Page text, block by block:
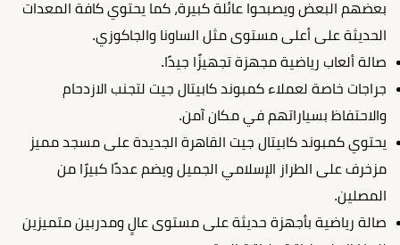
بعضهم البعض ويصبحوا عائلة كبيرة، كما يحتوي كافة المعدات
الحديثة على أعلى مستوى مثل الساونا والجاكوزي.
صالة ألعاب رياضية مجهزة تجهيزًا جيدًا.
جراجات خاصة لعملاء كمبوند كابيتال جيت لتجنب الازدحام
والاحتفاظ بسياراتهم في مكان آمن.
يحتوي كمبوند كابيتال جيت القاهرة الجديدة على مسجد مميز
مزخرف على الطراز الإسلامي الجميل ويضم عددًا كبيرًا من
المصلين.
صالة رياضية بأجهزة حديثة على مستوى عالٍ ومدربين متميزين